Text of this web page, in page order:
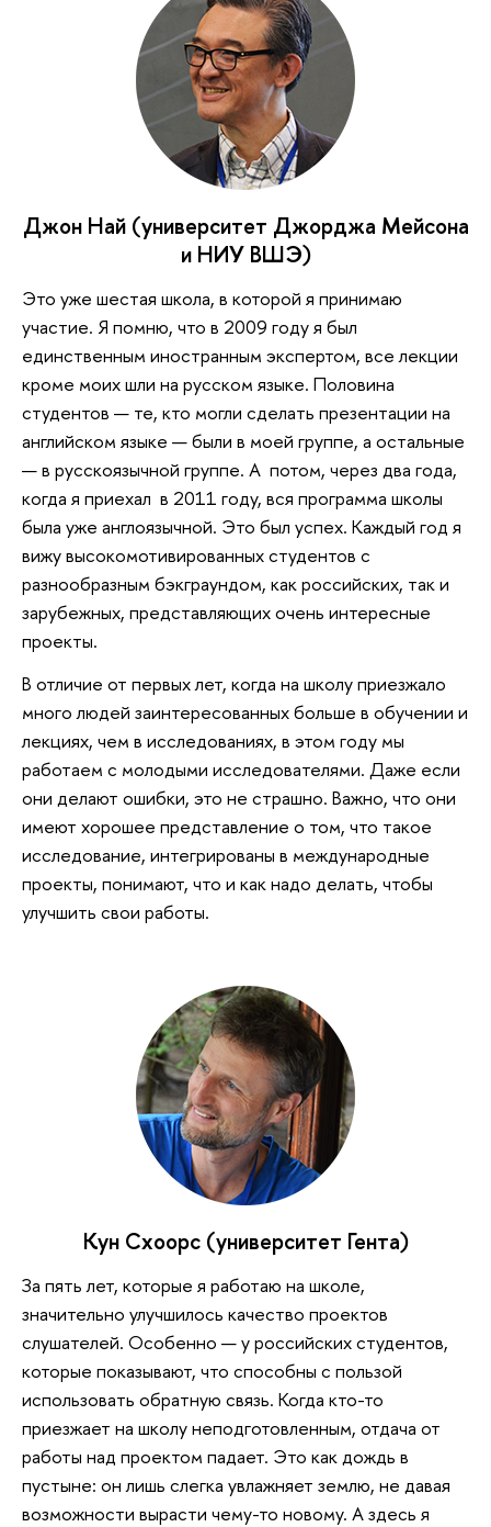
Джон Най (университет Джорджа Мейсона
и НИУ ВШЭ)
Это уже шестая школа, в которой я принимаю
участие. Я помню, что в 2009 году я был
единственным иностранным экспертом, все лекции
кроме моих шли на русском языке. Половина
студентов — те, кто могли сделать презентации на
английском языке — были в моей группе, а остальные
— в русскоязычной группе. А потом, через два года,
когда я приехал в 2011 году, вся программа школы
была уже англоязычной. Это был успех. Каждый год я
вижу высокомотивированных студентов с
разнообразным бэкграундом, как российских, так и
зарубежных, представляющих очень интересные
проекты.
В отличие от первых лет, когда на школу приезжало
много людей заинтересованных больше в обучении и
лекциях, чем в исследованиях, в этом году мы
работаем с молодыми исследователями. Даже если
они делают ошибки, это не страшно. Важно, что они
имеют хорошее представление о том, что такое
исследование, интегрированы в международные
проекты, понимают, что и как надо делать, чтобы
улучшить свои работы.
Кун Схоорс (университет Гента)
За пять лет, которые я работаю на школе,
значительно улучшилось качество проектов
слушателей. Особенно — у российских студентов,
которые показывают, что способны с пользой
использовать обратную связь. Когда кто-то
приезжает на школу неподготовленным, отдача от
работы над проектом падает. Это как дождь в
пустыне: он лишь слегка увлажняет землю, не давая
возможности вырасти чему-то новому. А здесь я